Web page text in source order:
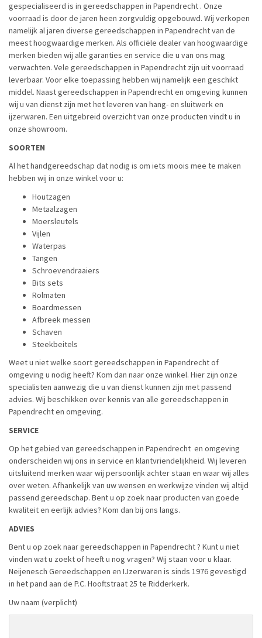
gespecialiseerd is in gereedschappen in Papendrecht . Onze
voorraad is door de jaren heen zorgvuldig opgebouwd. Wij verkopen
namelijk al jaren diverse gereedschappen in Papendrecht van de
meest hoogwaardige merken. Als officiële dealer van hoogwaardige
merken bieden wij alle garanties en service die u van ons mag
verwachten. Vele gereedschappen in Papendrecht zijn uit voorraad
leverbaar. Voor elke toepassing hebben wij namelijk een geschikt
middel. Naast gereedschappen in Papendrecht en omgeving kunnen
wij u van dienst zijn met het leveren van hang- en sluitwerk en
ijzerwaren. Een uitgebreid overzicht van onze producten vindt u in
onze showroom.
SOORTEN
Al het handgereedschap dat nodig is om iets moois mee te maken
hebben wij in onze winkel voor u:
Houtzagen
Metaalzagen
Moersleutels
Vijlen
Waterpas
Tangen
Schroevendraaiers
Bits sets
Rolmaten
Boardmessen
Afbreek messen
Schaven
Steekbeitels
Weet u niet welke soort gereedschappen in Papendrecht of
omgeving u nodig heeft? Kom dan naar onze winkel. Hier zijn onze
specialisten aanwezig die u van dienst kunnen zijn met passend
advies. Wij beschikken over kennis van alle gereedschappen in
Papendrecht en omgeving.
SERVICE
Op het gebied van gereedschappen in Papendrecht en omgeving
onderscheiden wij ons in service en klantvriendelijkheid. Wij leveren
uitsluitend merken waar wij persoonlijk achter staan en waar wij alles
over weten. Afhankelijk van uw wensen en werkwijze vinden wij altijd
passend gereedschap. Bent u op zoek naar producten van goede
kwaliteit en eerlijk advies? Kom dan bij ons langs.
ADVIES
Bent u op zoek naar gereedschappen in Papendrecht ? Kunt u niet
vinden wat u zoekt of heeft u nog vragen? Wij staan voor u klaar.
Neijenesch Gereedschappen en IJzerwaren is sinds 1976 gevestigd
in het pand aan de P.C. Hooftstraat 25 te Ridderkerk.
Uw naam (verplicht)